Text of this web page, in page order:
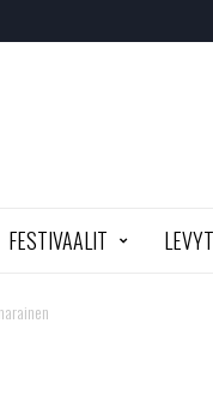
FESTIVAALIT LEVYT